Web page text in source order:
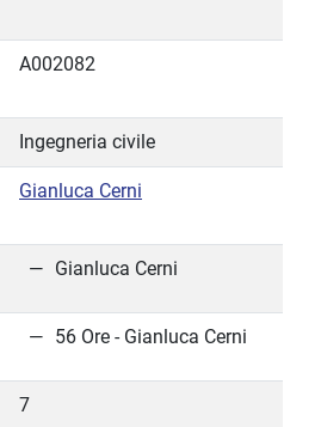
A002082
Ingegneria civile
Gianluca Cerni
Gianluca Cerni
56 Ore - Gianluca Cerni
7